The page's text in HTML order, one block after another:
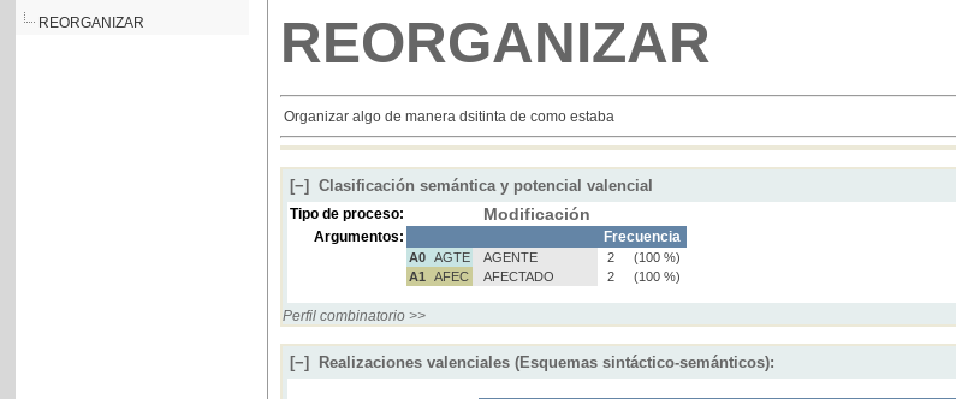
REORGANIZAR REORGANIZAR
Organizar algo de manera dsitinta de como estaba
[−] Clasificación semántica y potencial valencial
Tipo de proceso: Modificación
Argumentos: Frecuencia
A0 AGTE AGENTE 2
(100 %)
A1
AFEC AFECTADO 2 (100 %)
Perfil combinatorio >>
[−] Realizaciones valenciales (Esquemas sintáctico-semánticos):